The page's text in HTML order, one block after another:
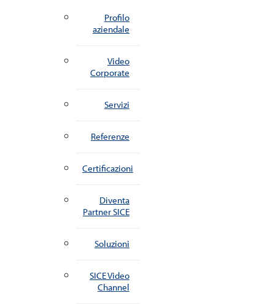
Profilo
aziendale
Video
Corporate
Servizi
Referenze
Certificazioni
Diventa
Partner SICE
Soluzioni
SICE Video
Channel